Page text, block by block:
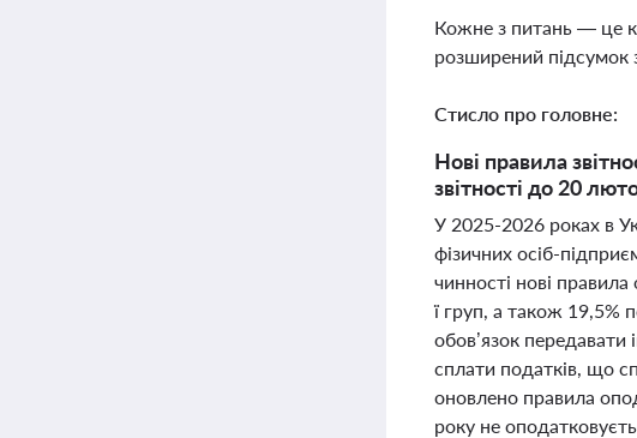
Кожне з питань — це
розширений підсумок
Стисло про головне:
Нові правила
звітності до 20
У 2025-2026 роках в
фізичних осіб-
чинності нові
ї груп, а також 19,5%
обов’язок
сплати податків, що
оновлено правила
року не